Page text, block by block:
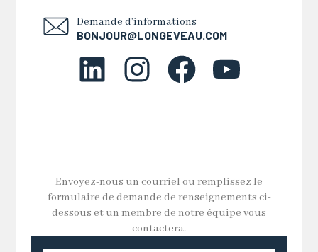
Demande d’informations
BONJOUR@LONGEVEAU.COM
Envoyez-nous un courriel ou remplissez le
formulaire de demande de renseignements ci-
dessous et un membre de notre équipe vous
contactera.